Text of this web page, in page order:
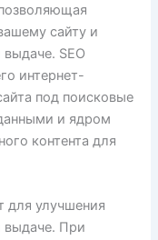
сайту и
SEO
интернет-
под поисковые
и ядром
контента для
для улучшения
выдаче. При